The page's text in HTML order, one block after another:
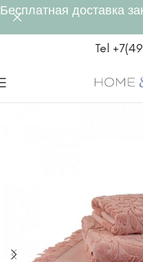
Tel
Бесплатная доставка